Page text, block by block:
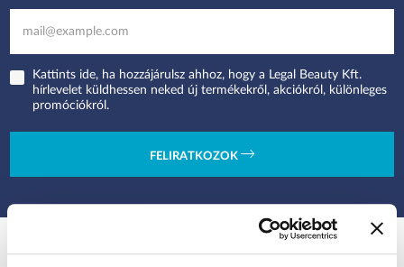
Kattints ide, ha hozzájárulsz ahhoz, hogy a Legal Beauty Kft.
hírlevelet küldhessen neked új termékekről, akciókról, különleges
promóciókról.
FELIRATKOZOK